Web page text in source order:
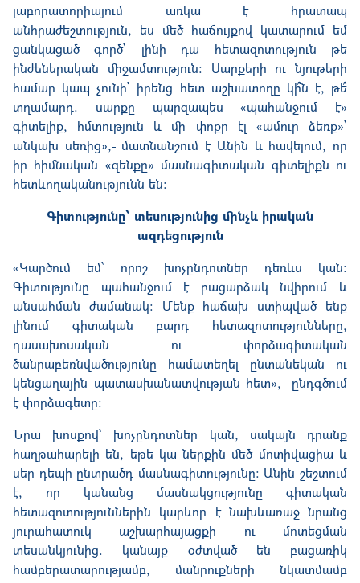
լաբորատորիայում առկա է հրատապ
անհրաժեշտություն, ես մեծ հաճույքով կատարում եմ
ցանկացած գործ՝ լինի դա հետազոտություն թե
ինժեներական միջամտություն: Սարքերի ու նյութերի
համար կապ չունի՝ իրենց հետ աշխատողը կի՞ն է, թե՞
տղամարդ. սարքը պարզապես «պահանջում է»
գիտելիք, հմտություն և մի փոքր էլ «ամուր ձեռք»՝
անկախ սեռից»,- մատնանշում է Անին և հավելում, որ
իր հիմնական «զենքը» մասնագիտական գիտելիքն ու
հետևողականությունն են:
Գիտությունը՝ տեսությունից մինչև իրական
ազդեցություն
«Կարծում եմ՝ որոշ խոչընդոտներ դեռևս կան։
Գիտությունը պահանջում է բացարձակ նվիրում և
անսահման ժամանակ: Մենք հաճախ ստիպված ենք
լինում գիտական բարդ հետազոտությունները,
դասախոսական ու փորձագիտական
ծանրաբեռնվածությունը համատեղել ընտանեկան ու
կենցաղային պատասխանատվության հետ»,- ընդգծում
է փորձագետը։
Նրա խոսքով՝ խոչընդոտներ կան, սակայն դրանք
հաղթահարելի են, եթե կա ներքին մեծ մոտիվացիա և
սեր դեպի ընտրածդ մասնագիտությունը։ Անին շեշտում
է, որ կանանց մասնակցությունը գիտական
հետազոտություններին կարևոր է նախևառաջ նրանց
յուրահատուկ աշխարհայացքի ու մոտեցման
տեսանկյունից. կանայք օժտված են բացառիկ
համբերատարությամբ, մանրուքների նկատմամբ